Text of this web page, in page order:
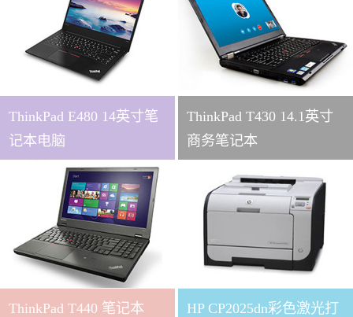
ThinkPad E480 14英寸笔
记本电脑
ThinkPad T430 14.1英寸
商务笔记本
ThinkPad T440 笔记本
HP CP2025dn彩色激光打